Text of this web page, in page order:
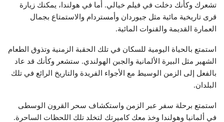
تشعرك وكأنك دخلت في فيلم خيالي. أما في هولندا، يمكنك زيارة
قرى تاريخية مائية مثل جيوردان وأمستردام والاستمتاع بجمال
العمارة القديمة والقنوات المائية.
استمتع بالحياة اليومية للسكان في تلك الحقبة الزمنية وتذوق الطعام
الشهير مثل البيرة الألمانية والجبن الهولندي. ستشعر وكأنك قد عاد
بالفعل إلى الزمن الوسيط مع الأجواء الفريدة والتاريخ الرائع في تلك
البلدان.
استمتع برحلة سفر عبر الزمن واستكشاف سحر القرون الوسطى
في ألمانيا وهولندا وخذ معك كاميرتك لتخلد تلك اللحظات الساحرة.